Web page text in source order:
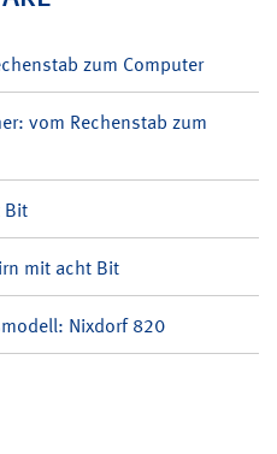
zum Computer
vom Rechenstab zum
Bit
mit acht Bit
Nixdorf 820